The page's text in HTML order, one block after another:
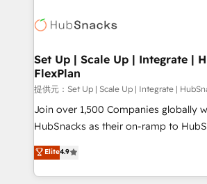
WooCommerce, BuilderTrend, and more
the difference — reach out to see
HubSpot development: websites,
marketing, advertising, campaigns,
design We connect people, data and technology to
improve customer experiences. With
people, exciting ideas and can-do
ensure revenue growth on a daily basis. So
team of 100+ experts is ready for you! Driving digital
growth | www.brightdigital.com
Set Up | Scale Up | Integrate |
FlexPlan
提供元：Set Up | Scale Up | Integrate |
Join over 1,500 Companies globally
HubSnacks as their on-ramp to
Simple pay-as-you-go plans that
1️⃣ Set Up | Onboarding New or
HubSpot portals 2️⃣ Scale Up | 100% HubSpot Task
Elite4.9